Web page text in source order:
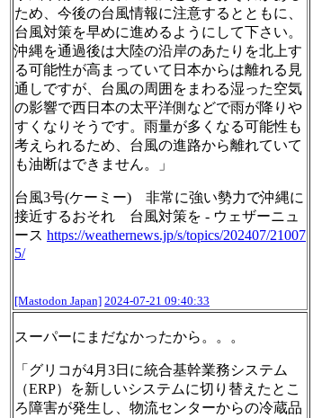
ため、今後の台風情報に注意するとともに、
台風対策を早めに進めるようにして下さい。
沖縄を通過後は大陸の沿岸のあたりを北上す
る可能性が高まっていて日本からは離れる見
通しですが、台風の周囲をまわる湿った空気
の影響で西日本の太平洋側などで雨が降りや
すくなりそうです。雨量が多くなる可能性も
考えられるため、台風の進路から離れていて
も油断はできません。」
台風3号(ケーミー) 非常に強い勢力で沖縄に
接近するおそれ 台風対策を - ウェザーニュ
ース https://weathernews.jp/s/topics/202407/21007
5/
[Mastodon Japan] 2024-07-21 09:40:33
スーパーにまだなかったから。。。
「グリコが4月3日に統合基幹業務システム
（ERP）を新しいシステムに切り替えたとこ
ろ障害が発生し、物流センターからの冷蔵品